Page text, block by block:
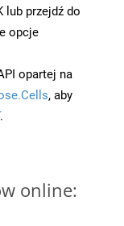
lub przejdź do
opcje
opartej na
, aby
.
online: